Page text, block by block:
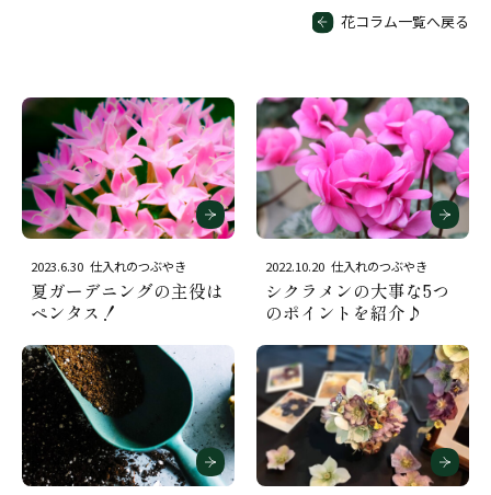
花コラム一覧へ戻る
2023.6.30 仕入れのつぶやき
夏ガーデニングの主役は
ペンタス！
2022.10.20 仕入れのつぶやき
シクラメンの大事な5つ
のポイントを紹介♪